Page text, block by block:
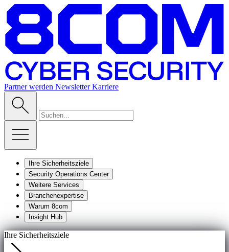
Partner werden NewsletterKarriere
Ihre Sicherheitsziele
Security Operations Center
Weitere Services
Branchenexpertise
Warum 8com
Insight Hub
Ihre Sicherheitsziele